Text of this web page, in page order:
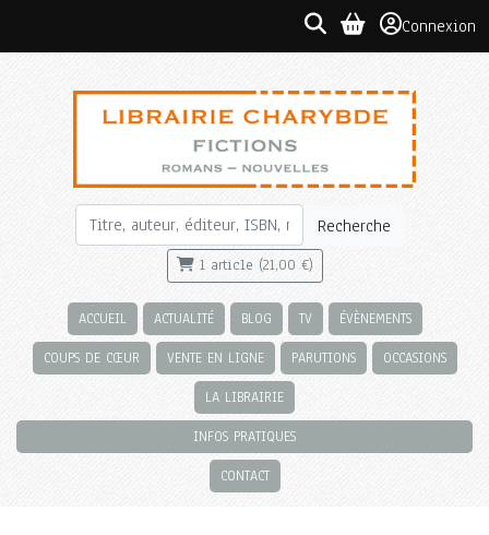
Connexion
Recherche
1 article (21,00 €)
ACCUEIL ACTUALITÉ BLOG TV ÉVÈNEMENTS
COUPS DE CŒUR VENTE EN LIGNE PARUTIONS OCCASIONS
LA LIBRAIRIE
INFOS PRATIQUES
CONTACT